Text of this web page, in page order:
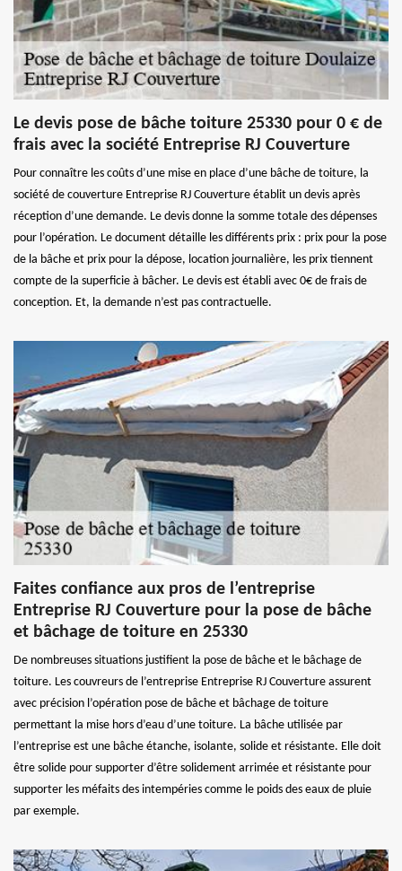
Le devis pose de bâche toiture 25330 pour 0 € de
frais avec la société Entreprise RJ Couverture
Pour connaître les coûts d’une mise en place d’une bâche de toiture, la
société de couverture Entreprise RJ Couverture établit un devis après
réception d’une demande. Le devis donne la somme totale des dépenses
pour l’opération. Le document détaille les différents prix : prix pour la pose
de la bâche et prix pour la dépose, location journalière, les prix tiennent
compte de la superficie à bâcher. Le devis est établi avec 0€ de frais de
conception. Et, la demande n’est pas contractuelle.
Faites confiance aux pros de l’entreprise
Entreprise RJ Couverture pour la pose de bâche
et bâchage de toiture en 25330
De nombreuses situations justifient la pose de bâche et le bâchage de
toiture. Les couvreurs de l’entreprise Entreprise RJ Couverture assurent
avec précision l’opération pose de bâche et bâchage de toiture
permettant la mise hors d’eau d’une toiture. La bâche utilisée par
l’entreprise est une bâche étanche, isolante, solide et résistante. Elle doit
être solide pour supporter d’être solidement arrimée et résistante pour
supporter les méfaits des intempéries comme le poids des eaux de pluie
par exemple.